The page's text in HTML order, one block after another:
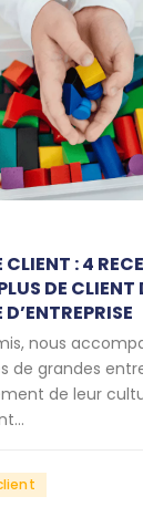
CLIENT : 4
DE
nous
de grandes
de leur